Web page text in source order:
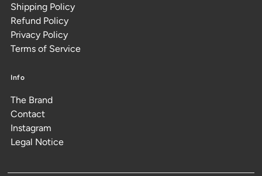
Shipping Policy
Refund Policy
Privacy Policy
Terms of Service
Info
The Brand
Contact
Instagram
Legal Notice